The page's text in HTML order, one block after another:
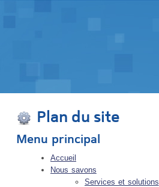
Plan du site
Menu principal
Accueil
Nous savons
Services et solutions